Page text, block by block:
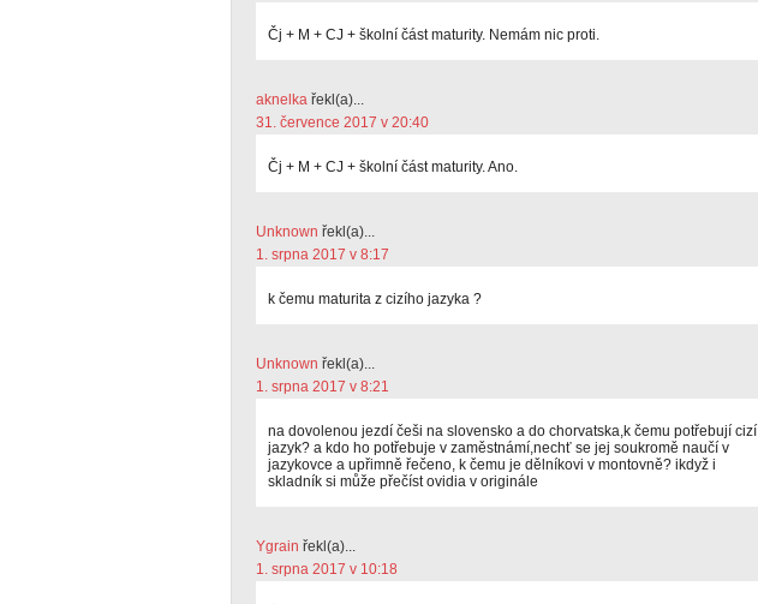
Čj + M + CJ + školní část maturity. Nemám nic proti.
aknelka řekl(a)...
31. července 2017 v 20:40
Čj + M + CJ + školní část maturity. Ano.
Unknown řekl(a)...
1. srpna 2017 v 8:17
k čemu maturita z cizího jazyka ?
Unknown řekl(a)...
1. srpna 2017 v 8:21
na dovolenou jezdí češi na slovensko a do chorvatska,k čemu potřebují cizí
jazyk? a kdo ho potřebuje v zaměstnámí,nechť se jej soukromě naučí v
jazykovce a upřimně řečeno, k čemu je dělníkovi v montovně? ikdyž i
skladník si může přečíst ovidia v originále
Ygrain řekl(a)...
1. srpna 2017 v 10:18